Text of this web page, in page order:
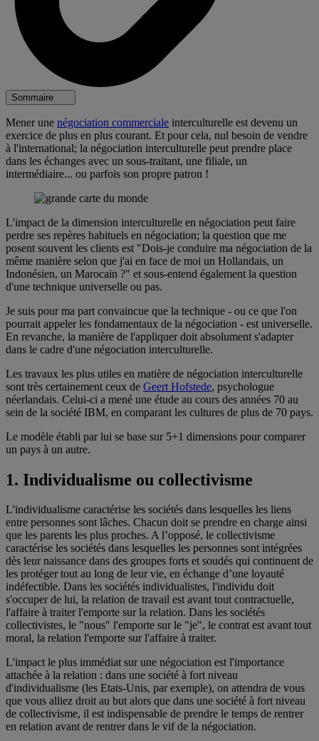
Sommaire
Mener une négociation commerciale interculturelle est devenu un
exercice de plus en plus courant. Et pour cela, nul besoin de vendre
à l'international; la négociation interculturelle peut prendre place
dans les échanges avec un sous-traitant, une filiale, un
intermédiaire... ou parfois son propre patron !
L'impact de la dimension interculturelle en négociation peut faire
perdre ses repères habituels en négociation; la question que me
posent souvent les clients est "Dois-je conduire ma négociation de la
même manière selon que j'ai en face de moi un Hollandais, un
Indonésien, un Marocain ?" et sous-entend également la question
d'une technique universelle ou pas.
Je suis pour ma part convaincue que la technique - ou ce que l'on
pourrait appeler les fondamentaux de la négociation - est universelle.
En revanche, la manière de l'appliquer doit absolument s'adapter
dans le cadre d'une négociation interculturelle.
Les travaux les plus utiles en matière de négociation interculturelle
sont très certainement ceux de Geert Hofstede, psychologue
néerlandais. Celui-ci a mené une étude au cours des années 70 au
sein de la société IBM, en comparant les cultures de plus de 70 pays.
Le modèle établi par lui se base sur 5+1 dimensions pour comparer
un pays à un autre.
1. Individualisme ou collectivisme
L'individualisme caractérise les sociétés dans lesquelles les liens
entre personnes sont lâches. Chacun doit se prendre en charge ainsi
que les parents les plus proches. A l’opposé, le collectivisme
caractérise les sociétés dans lesquelles les personnes sont intégrées
dès leur naissance dans des groupes forts et soudés qui continuent de
les protéger tout au long de leur vie, en échange d’une loyauté
indéfectible. Dans les sociétés individualistes, l'individu doit
s'occuper de lui, la relation de travail est avant tout contractuelle,
l'affaire à traiter l'emporte sur la relation. Dans les sociétés
collectivistes, le "nous" l'emporte sur le "je", le contrat est avant tout
moral, la relation l'emporte sur l'affaire à traiter.
L'impact le plus immédiat sur une négociation est l'importance
attachée à la relation : dans une société à fort niveau
d'individualisme (les Etats-Unis, par exemple), on attendra de vous
que vous alliez droit au but alors que dans une société à fort niveau
de collectivisme, il est indispensable de prendre le temps de rentrer
en relation avant de rentrer dans le vif de la négociation.